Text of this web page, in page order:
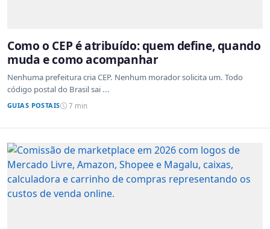
Como o CEP é atribuído: quem define, quando
muda e como acompanhar
Nenhuma prefeitura cria CEP. Nenhum morador solicita um. Todo
código postal do Brasil sai ...
GUIAS POSTAIS 7 min